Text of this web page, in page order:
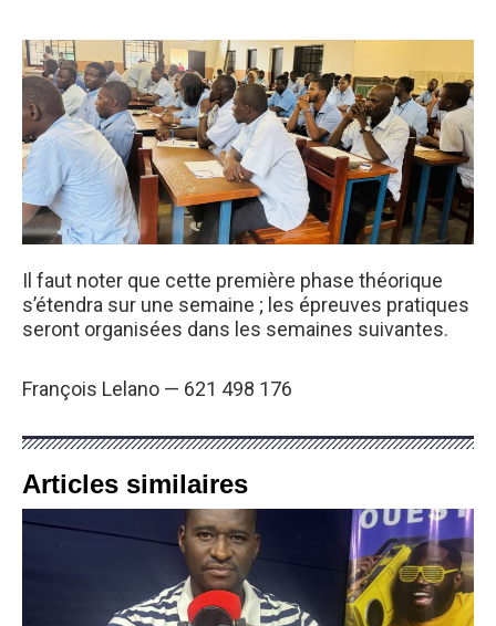
Il faut noter que cette première phase théorique
s’étendra sur une semaine ; les épreuves pratiques
seront organisées dans les semaines suivantes.
François Lelano — 621 498 176
Articles similaires